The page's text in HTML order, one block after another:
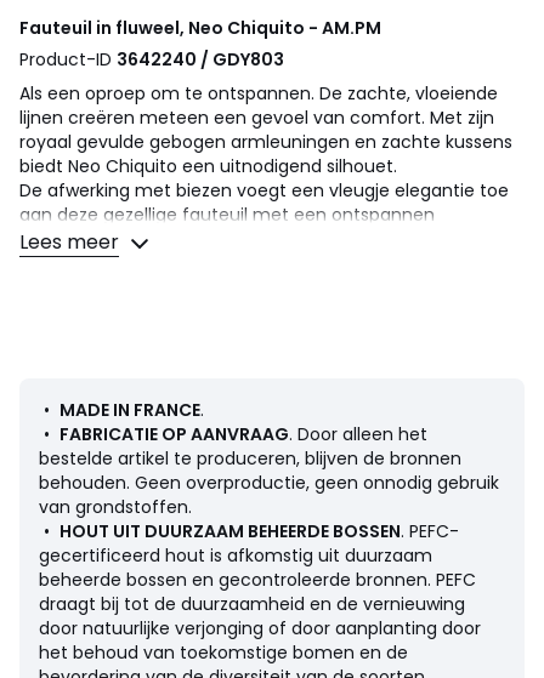
Fauteuil in fluweel, Neo Chiquito - AM.PM
Product-ID 3642240 / GDY803
Als een oproep om te ontspannen. De zachte, vloeiende
lijnen creëren meteen een gevoel van comfort. Met zijn
royaal gevulde gebogen armleuningen en zachte kussens
biedt Neo Chiquito een uitnodigend silhouet.
De afwerking met biezen voegt een vleugje elegantie toe
aan deze gezellige fauteuil met een ontspannen
uitstraling. Een AMPM-creatie, gemaakt in Frankrijk.
• Bekleding in fluweel van 100% polyester
• Gepaspeleerde ton sur ton afwerking
• Stofstalen beschikbaar op de site, tik "Neo Chiquito
stofstalen" in de zoekmotor
• Structuur beuken, massief grenen en spaanplaat. PEFC™
gecertificeerd hout
• Poten in berkenhout, nitrocellulose vernis, hoogte 4 cm
• Ophanging door elastische en gekruiste riemen
Vulling
• Zitkussens gevuld met HR 35 kg/m³ polyurethaan
Lees meer
• MADE IN FRANCE.
• FABRICATIE OP AANVRAAG. Door alleen het
bestelde artikel te produceren, blijven de bronnen
behouden. Geen overproductie, geen onnodig gebruik
van grondstoffen.
• HOUT UIT DUURZAAM BEHEERDE BOSSEN. PEFC-
gecertificeerd hout is afkomstig uit duurzaam
beheerde bossen en gecontroleerde bronnen. PEFC
draagt bij tot de duurzaamheid en de vernieuwing
door natuurlijke verjonging of door aanplanting door
het behoud van toekomstige bomen en de